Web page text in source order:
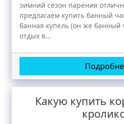
зимний сезон парения
предлагаем купить банный
банная купель (он же
отдых в…
Какую купить